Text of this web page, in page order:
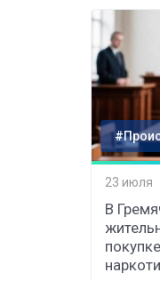
23 июля
В